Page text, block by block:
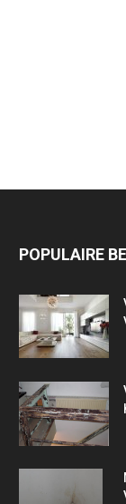
POPULAIRE